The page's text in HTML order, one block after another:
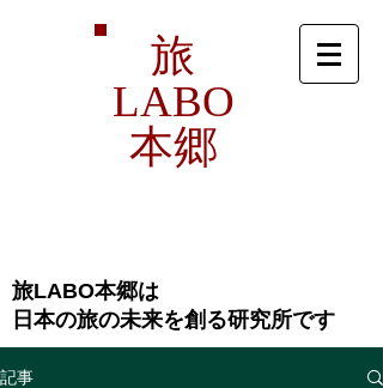
旅
LABO
本郷
旅LABO本郷は
​日本の旅の未来を創る研究所です
記事